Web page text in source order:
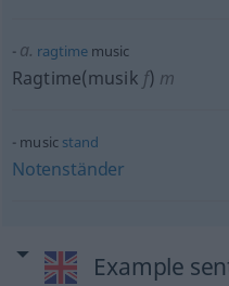
a. ragtimemusic
Ragtime(musik f) m
music stand
Notenständer
Example